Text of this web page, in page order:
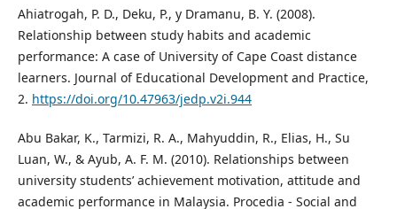
Ahiatrogah, P. D., Deku, P., y Dramanu, B. Y. (2008).
Relationship between study habits and academic
performance: A case of University of Cape Coast distance
learners. Journal of Educational Development and Practice,
2. https://doi.org/10.47963/jedp.v2i.944
Abu Bakar, K., Tarmizi, R. A., Mahyuddin, R., Elias, H., Su
Luan, W., & Ayub, A. F. M. (2010). Relationships between
university students’ achievement motivation, attitude and
academic performance in Malaysia. Procedia - Social and